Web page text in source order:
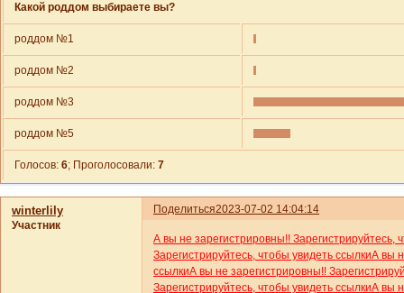
Какой роддом выбираете вы?
роддом №1
роддом №2
роддом №3
роддом №5
Голосов: 6; Проголосовали: 7
Поделиться2023-07-02 14:04:14
winterlily
Участник
А вы не зарегистрировны!! Зарегистрируйтесь,
Зарегистрируйтесь, чтобы увидеть ссылкиА вы
ссылкиА вы не зарегистрировны!!
Зарегистрируйтесь, чтобы увидеть ссылкиА вы